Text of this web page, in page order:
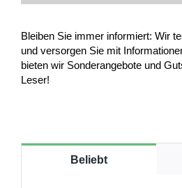
Bleiben Sie immer informiert: Wir
und versorgen Sie mit
bieten wir Sonderangebote und
Leser!
Beliebt